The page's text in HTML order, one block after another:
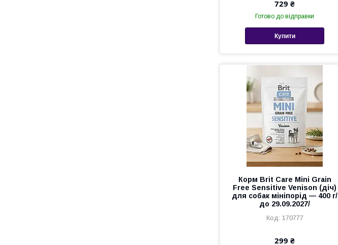
729 ₴
Готово до відправки
Купити
Корм Brit Care Mini Grain
Free Sensitive Venison (діч)
для собак мініпорід — 400 г/
до 29.09.2027/
170777
299 ₴